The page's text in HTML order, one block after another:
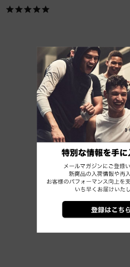
他のおすすめ